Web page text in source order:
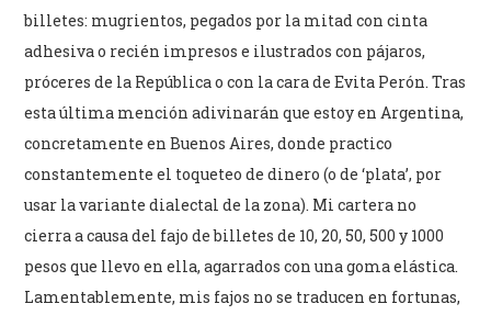
billetes: mugrientos, pegados por la mitad con cinta
adhesiva o recién impresos e ilustrados con pájaros,
próceres de la República o con la cara de Evita Perón. Tras
esta última mención adivinarán que estoy en Argentina,
concretamente en Buenos Aires, donde practico
constantemente el toqueteo de dinero (o de ‘plata’, por
usar la variante dialectal de la zona). Mi cartera no
cierra a causa del fajo de billetes de 10, 20, 50, 500 y 1000
pesos que llevo en ella, agarrados con una goma elástica.
Lamentablemente, mis fajos no se traducen en fortunas,